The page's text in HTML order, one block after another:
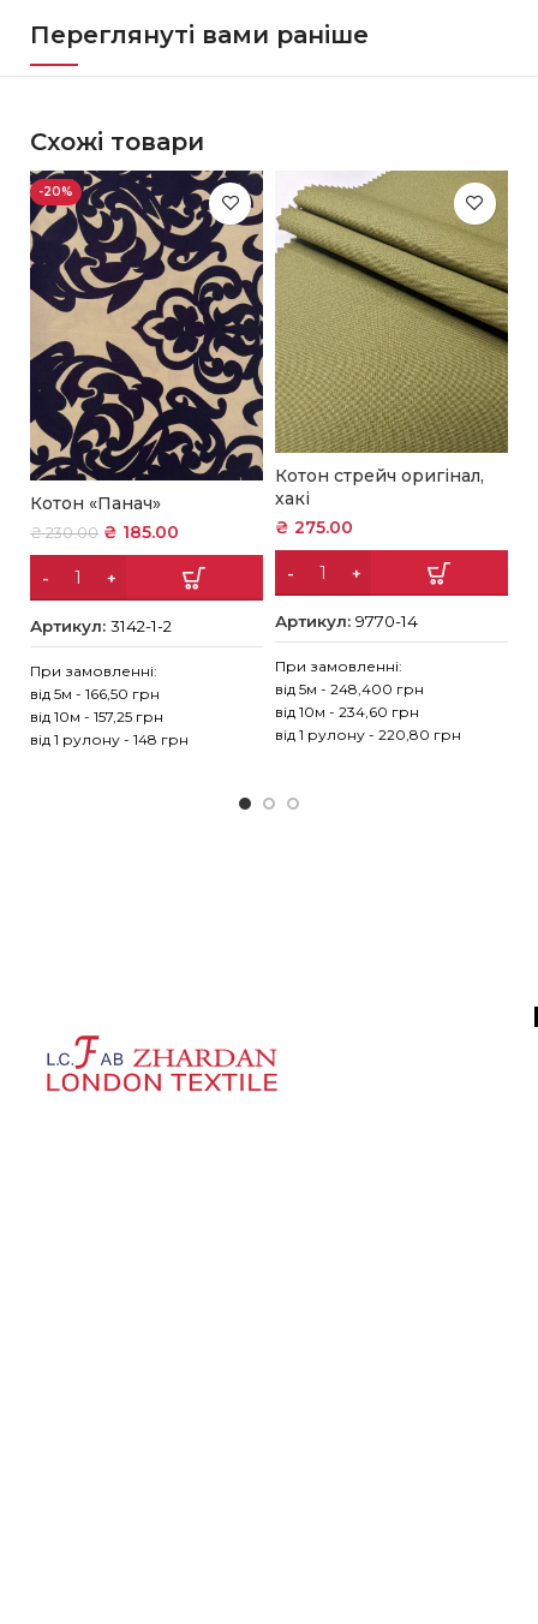
Переглянуті вами раніше
Схожі товари
-20%
Котон «Панач»
₴230.00 ₴ 185.00
Артикул:3142-1-2
При замовленні:
від 5м - 166,50 грн
від 10м - 157,25 грн
від 1 рулону - 148 грн
Котон стрейч оригінал,
хакі
₴ 275.00
Артикул: 9770-14
При замовленні:
від 5м - 248,400 грн
від 10м - 234,60 грн
від 1 рулону - 220,80 грн